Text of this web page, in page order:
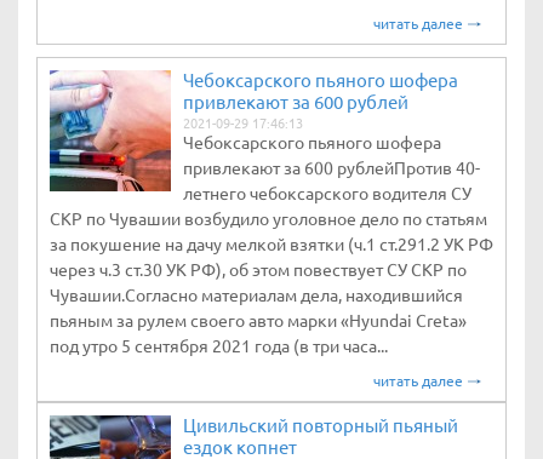
читать далее
Чебоксарского пьяного шофера
привлекают за 600 рублей
2021-09-29 17:46:13
Чебоксарского пьяного шофера
привлекают за 600 рублейПротив 40-
летнего чебоксарского водителя СУ
СКР по Чувашии возбудило уголовное дело по статьям
за покушение на дачу мелкой взятки (ч.1 ст.291.2 УК РФ
через ч.3 ст.30 УК РФ), об этом повествует СУ СКР по
Чувашии.Согласно материалам дела, находившийся
пьяным за рулем своего авто марки «Hyundai Creta»
под утро 5 сентября 2021 года (в три часа...
читать далее
Цивильский повторный пьяный
ездок копнет